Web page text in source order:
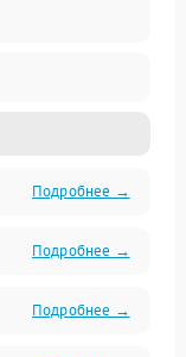
Подробнее →
Подробнее →
Подробнее →